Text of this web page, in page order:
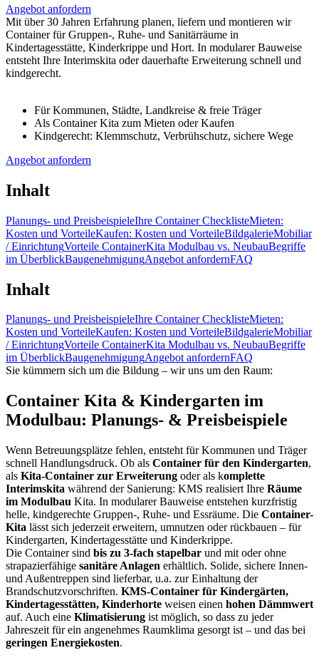
Angebot anfordern
Mit über 30 Jahren Erfahrung planen, liefern und montieren wir
Container für Gruppen-, Ruhe- und Sanitärräume in
Kindertagesstätte, Kinderkrippe und Hort. In modularer Bauweise
entsteht Ihre Interimskita oder dauerhafte Erweiterung schnell und
kindgerecht.
Für Kommunen, Städte, Landkreise & freie Träger
Als Container Kita zum Mieten oder Kaufen
Kindgerecht: Klemmschutz, Verbrühschutz, sichere Wege
Angebot anfordern
Inhalt
Planungs- und PreisbeispieleIhre Container ChecklisteMieten:
Kosten und VorteileKaufen: Kosten und VorteileBildgalerieMobiliar
/ EinrichtungVorteile ContainerKita Modulbau vs. NeubauBegriffe
im ÜberblickBaugenehmigungAngebot anfordernFAQ
Inhalt
Planungs- und PreisbeispieleIhre Container ChecklisteMieten:
Kosten und VorteileKaufen: Kosten und VorteileBildgalerieMobiliar
/ EinrichtungVorteile ContainerKita Modulbau vs. NeubauBegriffe
im ÜberblickBaugenehmigungAngebot anfordernFAQ
Sie kümmern sich um die Bildung – wir uns um den Raum:
Container Kita & Kindergarten im
Modulbau: Planungs- & Preisbeispiele
Wenn Betreuungsplätze fehlen, entsteht für Kommunen und Träger
schnell Handlungsdruck. Ob als Container für den Kindergarten,
als Kita-Container zur Erweiterung oder als komplette
Interimskita während der Sanierung: KMS realisiert Ihre Räume
im Modulbau Kita. In modularer Bauweise entstehen kurzfristig
helle, kindgerechte Gruppen-, Ruhe- und Essräume. Die Container-
Kita lässt sich jederzeit erweitern, umnutzen oder rückbauen – für
Kindergarten, Kindertagesstätte und Kinderkrippe.
Die Container sind bis zu 3-fach stapelbar und mit oder ohne
strapazierfähige sanitäre Anlagen erhältlich. Solide, sichere Innen-
und Außentreppen sind lieferbar, u.a. zur Einhaltung der
Brandschutzvorschriften. KMS-Container für Kindergärten,
Kindertagesstätten, Kinderhorte weisen einen hohen Dämmwert
auf. Auch eine Klimatisierung ist möglich, so dass zu jeder
Jahreszeit für ein angenehmes Raumklima gesorgt ist – und das bei
geringen Energiekosten.